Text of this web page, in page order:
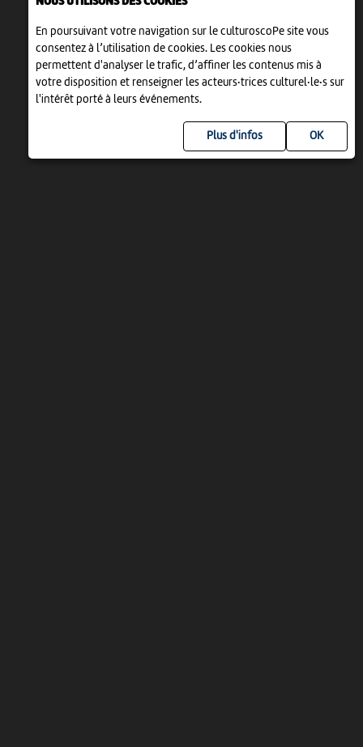
En poursuivant votre navigation sur le culturoscoPe site vous
consentez à l’utilisation de cookies. Les cookies nous
permettent d'analyser le trafic, d’affiner les contenus mis à
votre disposition et renseigner les acteurs·trices culturel·le·s sur
l'intérêt porté à leurs événements.
Plus d'infos